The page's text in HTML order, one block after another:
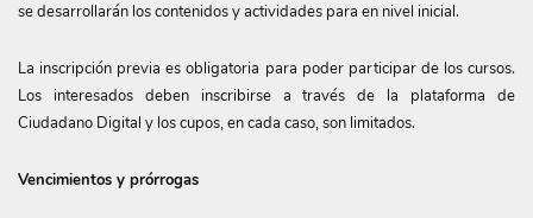
se desarrollarán los contenidos y actividades para en nivel inicial.
La inscripción previa es obligatoria para poder participar de los cursos.
Los interesados deben inscribirse a través de la plataforma de
Ciudadano Digital y los cupos, en cada caso, son limitados.
Vencimientos y prórrogas